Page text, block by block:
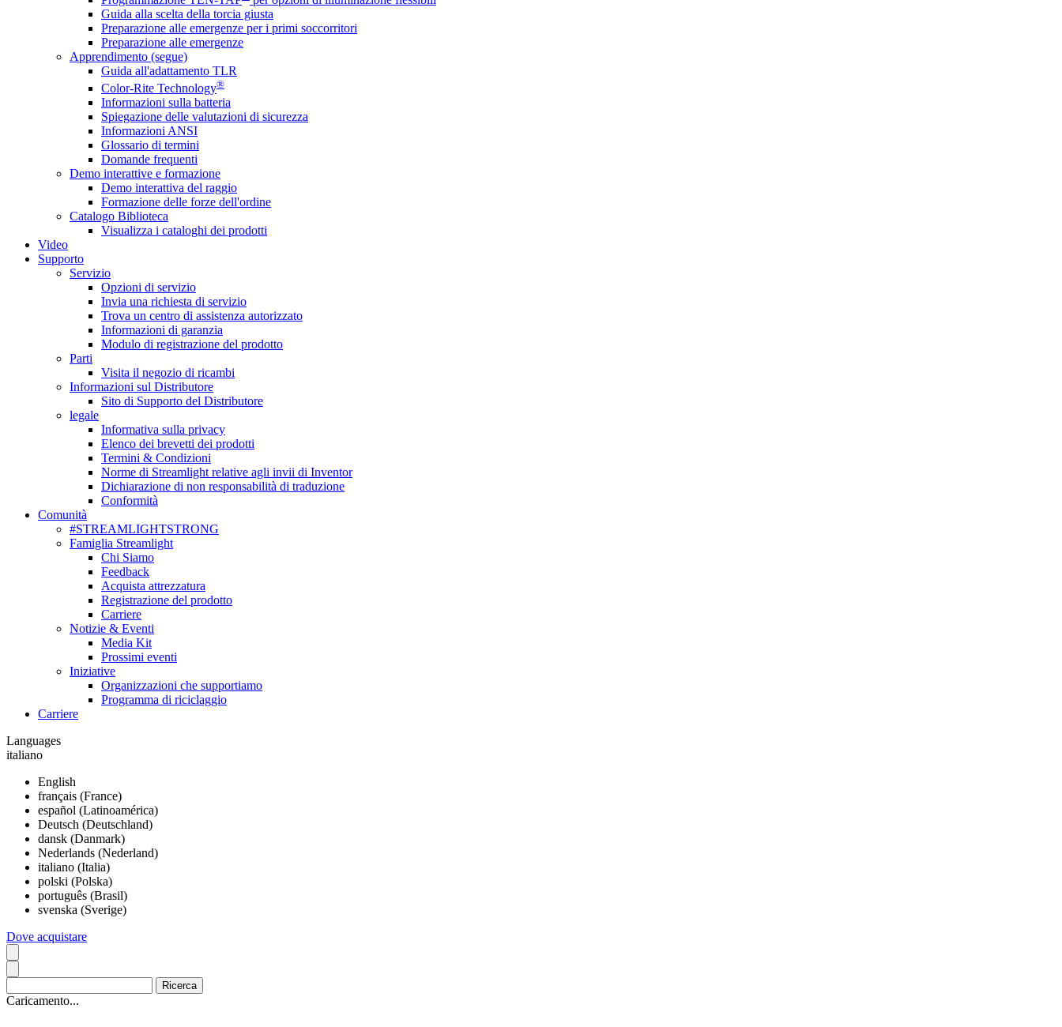
Guida alla scelta della torcia giusta
Preparazione alle emergenze per i primi soccorritori
Preparazione alle emergenze
Apprendimento (segue)
Guida all'adattamento TLR
Color-Rite Technology®
Informazioni sulla batteria
Spiegazione delle valutazioni di sicurezza
Informazioni ANSI
Glossario di termini
Domande frequenti
Demo interattive e formazione
Demo interattiva del raggio
Formazione delle forze dell'ordine
Catalogo Biblioteca
Visualizza i cataloghi dei prodotti
Video
Supporto
Servizio
Opzioni di servizio
Invia una richiesta di servizio
Trova un centro di assistenza autorizzato
Informazioni di garanzia
Modulo di registrazione del prodotto
Parti
Visita il negozio di ricambi
Informazioni sul Distributore
Sito di Supporto del Distributore
legale
Informativa sulla privacy
Elenco dei brevetti dei prodotti
Termini & Condizioni
Norme di Streamlight relative agli invii di Inventor
Dichiarazione di non responsabilità di traduzione
Conformità
Comunità
#STREAMLIGHTSTRONG
Famiglia Streamlight
Chi Siamo
Feedback
Acquista attrezzatura
Registrazione del prodotto
Carriere
Notizie & Eventi
Media Kit
Prossimi eventi
Iniziative
Organizzazioni che supportiamo
Programma di riciclaggio
Carriere
Languages
italiano
English
français (France)
español (Latinoamérica)
Deutsch (Deutschland)
dansk (Danmark)
Nederlands (Nederland)
italiano (Italia)
polski (Polska)
português (Brasil)
svenska (Sverige)
Dove acquistare
Caricamento...